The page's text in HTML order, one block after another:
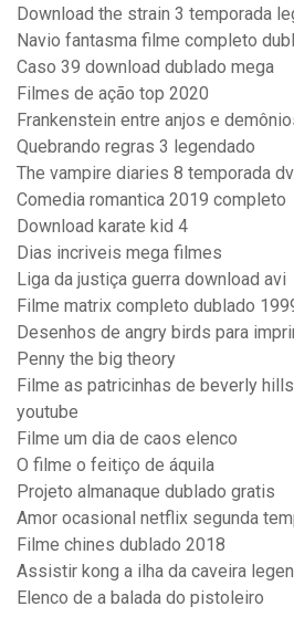
Download the strain 3 temporada
Navio fantasma filme completo
Caso 39 download dublado mega
Filmes de ação top 2020
Frankenstein entre anjos e
Quebrando regras 3 legendado
The vampire diaries 8 temporada
Comedia romantica 2019 completo
Download karate kid 4
Dias incriveis mega filmes
Liga da justiça guerra download avi
Filme matrix completo dublado
Desenhos de angry birds para
Penny the big theory
Filme as patricinhas de beverly
youtube
Filme um dia de caos elenco
O filme o feitiço de áquila
Projeto almanaque dublado gratis
Amor ocasional netflix segunda
Filme chines dublado 2018
Assistir kong a ilha da caveira
Elenco de a balada do pistoleiro